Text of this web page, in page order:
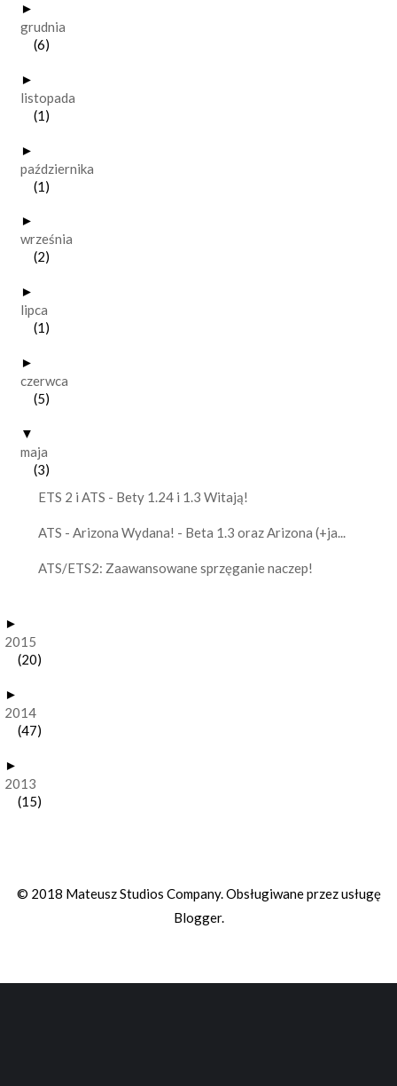
►
grudnia
(6)
►
listopada
(1)
►
października
(1)
►
września
(2)
►
lipca
(1)
►
czerwca
(5)
▼
maja
(3)
ETS 2 i ATS - Bety 1.24 i 1.3 Witają!
ATS - Arizona Wydana! - Beta 1.3 oraz Arizona (+ja...
ATS/ETS2: Zaawansowane sprzęganie naczep!
►
2015
(20)
►
2014
(47)
►
2013
(15)
© 2018 Mateusz Studios Company. Obsługiwane przez usługę
Blogger.